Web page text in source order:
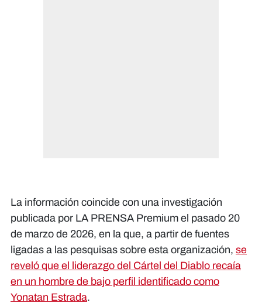
La información coincide con una investigación
publicada por LA PRENSA Premium el pasado 20
de marzo de 2026, en la que, a partir de fuentes
ligadas a las pesquisas sobre esta organización, se
reveló que el liderazgo del Cártel del Diablo recaía
en un hombre de bajo perfil identificado como
Yonatan Estrada.